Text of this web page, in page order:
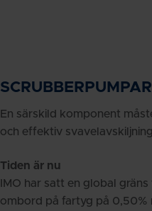
En särskild komponent
och effektiv
Tiden är nu
IMO har satt en global
ombord på fartyg på 0,50%